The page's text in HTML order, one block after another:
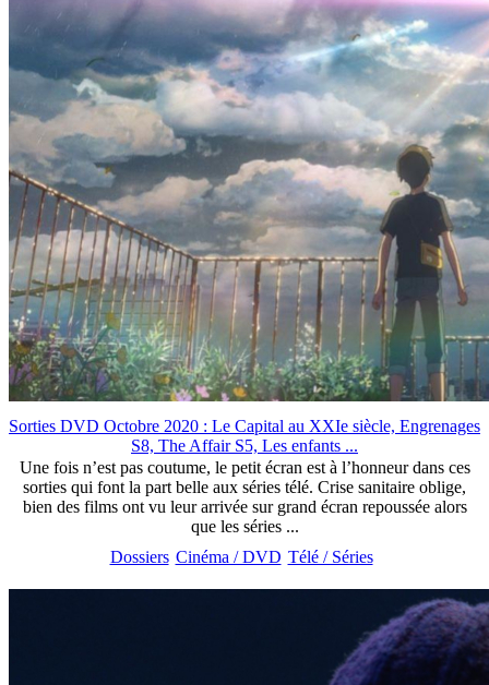
Sorties DVD Octobre 2020 : Le Capital au XXIe siècle, Engrenages
S8, The Affair S5, Les enfants ...
Une fois n’est pas coutume, le petit écran est à l’honneur dans ces
sorties qui font la part belle aux séries télé. Crise sanitaire oblige,
bien des films ont vu leur arrivée sur grand écran repoussée alors
que les séries ...
Dossiers Cinéma / DVD Télé / Séries